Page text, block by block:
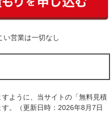
い営業は一切なし
ように、当サイトの「無料見積
。（更新日時：2026年8月7日